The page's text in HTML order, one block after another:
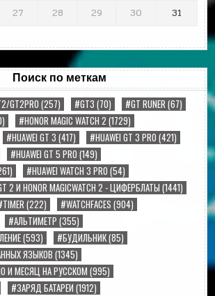
27 28 29 30
31
Поиск по меткам
GT2PRO(257) #GT3 (70) #GT RUNER (67)
#HONOR MAGIC WATCH 2 (1729)
#HUAWEI GT 3 (417) #HUAWEI GT 3 PRO (421)
#HUAWEI GT 5 PRO (149)
#HUAWEI WATCH 3 PRO (54)
2 И HONOR MAGICWATCH 2 - ЦИФЕРБЛАТЫ (1441)
(222) #WATCHFACES (904)
#АЛЬТИМЕТР (355)
(593) #БУДИЛЬНИК(85)
ЯЗЫКОВ (1345)
И МЕСЯЦ НА РУССКОМ(995)
#ЗАРЯД БАТАРЕИ (1912)